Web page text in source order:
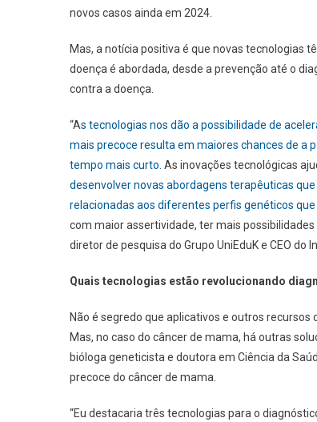
novos casos ainda em 2024.
Mas, a notícia positiva é que novas tecnologias
doença é abordada, desde a prevenção até o
contra a doença.
“As tecnologias nos dão a possibilidade de
mais precoce resulta em maiores chances de a
tempo mais curto. As inovações tecnológicas
desenvolver novas abordagens terapêuticas
relacionadas aos diferentes perfis genéticos que
com maior assertividade, ter mais
diretor de pesquisa do Grupo UniEduK e CEO do
Quais tecnologias estão revolucionando
Não é segredo que aplicativos e outros
Mas, no caso do câncer de mama, há outras
bióloga geneticista e doutora em Ciência da
precoce do câncer de mama.
“Eu destacaria três tecnologias para o